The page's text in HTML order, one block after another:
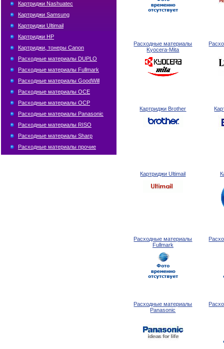
Расходные материалы
Kyocera-Mita
Картриджи Brother
Картриджи Ultimail
Расходные материалы
Fullmark
Расходные материалы
Panasonic
Картриджи Nashuatec
Картриджи Samsung
Картриджи Ultimail
Картриджи НР
Картриджи, тонеры Canon
Расходные материалы DUPLO
Расходные материалы Fullmark
Расходные материалы GoodWill
Расходные материалы OCE
Расходные материалы OCP
Расходные материалы Panasonic
Расходные материалы RISO
Расходные материалы Sharp
Расходные материалы прочие